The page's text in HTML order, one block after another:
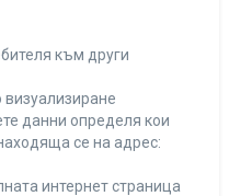
към други
визуализиране
данни определя кои
се на адрес:
интернет страница